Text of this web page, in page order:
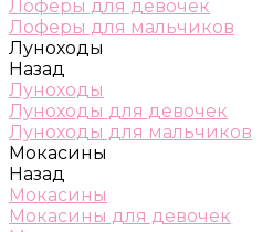
Лоферы для девочек
Лоферы для мальчиков
Луноходы
Назад
Луноходы
Луноходы для девочек
Луноходы для мальчиков
Мокасины
Назад
Мокасины
Мокасины для девочек